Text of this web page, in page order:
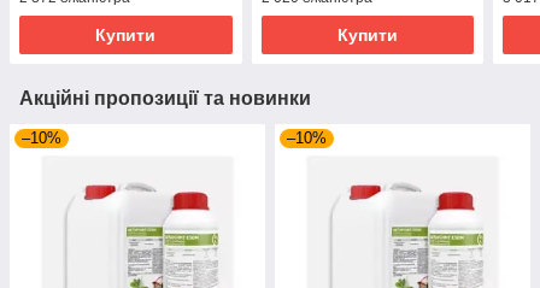
Купити Купити
Акційні пропозиції та новинки
–10% –10%